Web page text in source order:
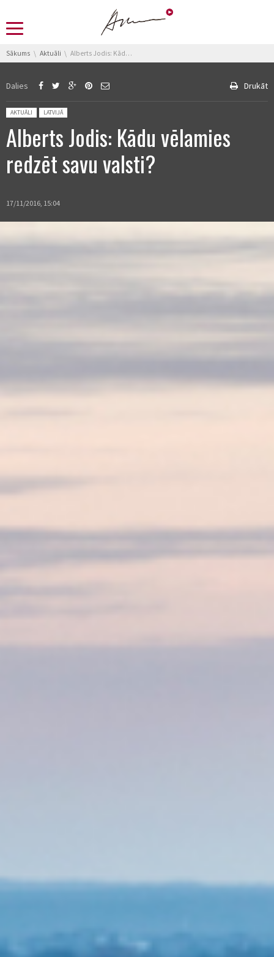
You are here:
Sākums Aktuāli Alberts Jodis: Kādu vēlamies redzēt savu valsti?
Dalies Drukāt
Posted in:
AKTUĀLI LATVIJĀ
Alberts Jodis: Kādu vēlamies
redzēt savu valsti?
17/11/2016, 15:04